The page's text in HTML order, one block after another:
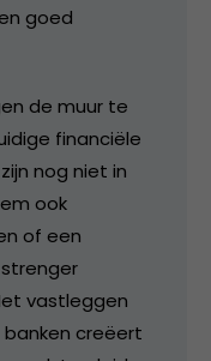
goed
de muur te
financiële
nog niet in
ook
of een
vastleggen
creëert